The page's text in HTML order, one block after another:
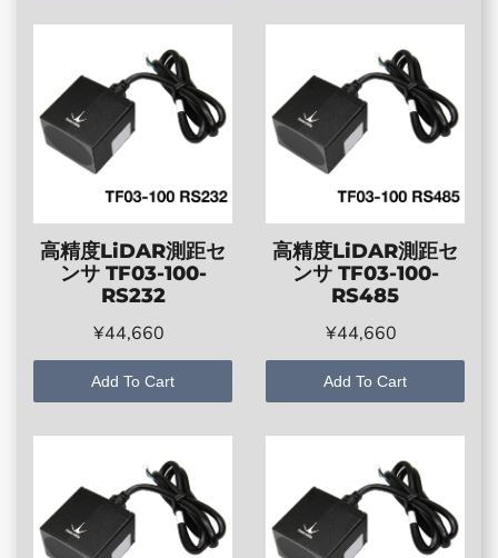
高精度LiDAR測距セ
ンサ TF03-100-
RS232
¥44,660
Add To Cart
高精度LiDAR測距セ
ンサ TF03-100-
RS485
¥44,660
Add To Cart